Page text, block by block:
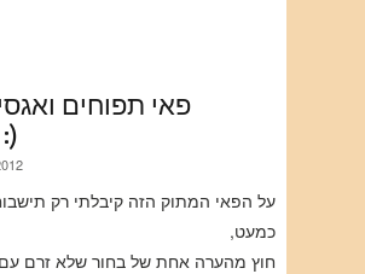
פאי תפוחים
וקינמוני :)
על הפאי המתוק הזה קיבלתי רק
כמעט,
חוץ מהערה אחת של בחור שלא זרם